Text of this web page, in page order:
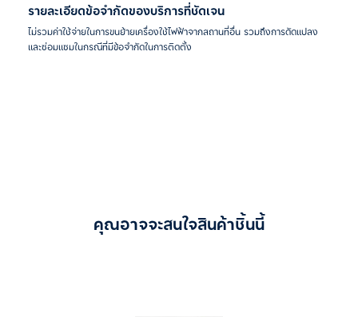
รายละเอียดข้อจำกัดของบริการที่ชัดเจน
ไม่รวมค่าใช้จ่ายในการขนย้ายเครื่องใช้ไฟฟ้าจากสถานที่อื่น รวมถึงการดัดแปลง
และซ่อมแซมในกรณีที่มีข้อจำกัดในการติดตั้ง
คุณอาจจะสนใจสินค้าชิ้นนี้